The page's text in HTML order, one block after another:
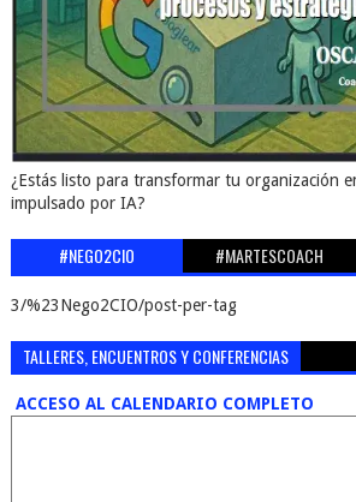
¿Estás listo para transformar tu organización
impulsado por IA?
#NEGO2CIO #MARTESCOACH
3/%23Nego2CIO/post-per-tag
TALLERES, ENCUENTROS Y CONFERENCIAS
ACCESO AL CALENDARIO COMPLETO